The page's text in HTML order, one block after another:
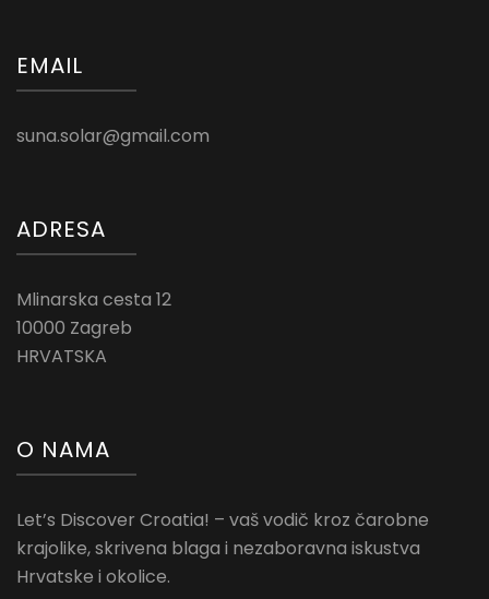
EMAIL
suna.solar@gmail.com
ADRESA
Mlinarska cesta 12
10000 Zagreb
HRVATSKA
O NAMA
Let’s Discover Croatia! – vaš vodič kroz čarobne
krajolike, skrivena blaga i nezaboravna iskustva
Hrvatske i okolice.